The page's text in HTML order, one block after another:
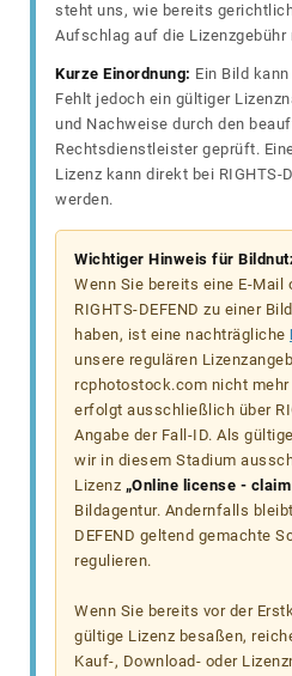
steht uns, wie bereits
Aufschlag auf die Lizenzgebühr
Kurze Einordnung: Ein Bild
Fehlt jedoch ein gültiger
und Nachweise durch den
Rechtsdienstleister geprüft.
Lizenz kann direkt bei RIGHTS-
werden.
Wichtiger Hinweis für
Wenn Sie bereits eine E-Mail
RIGHTS-DEFEND zu einer
haben, ist eine nachträgliche
unsere regulären
rcphotostock.com nicht
erfolgt ausschließlich über
Angabe der Fall-ID. Als
wir in diesem Stadium
Lizenz „Online license -
Bildagentur. Andernfalls
DEFEND geltend gemachte
regulieren.
Wenn Sie bereits vor der
gültige Lizenz besaßen,
Kauf-, Download- oder